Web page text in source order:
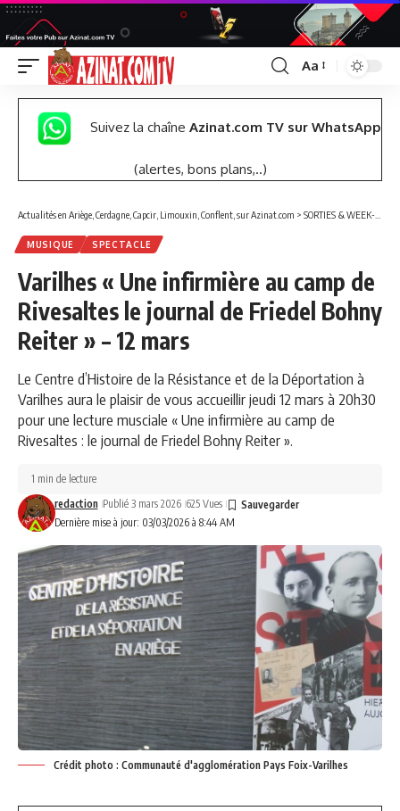
Font
Resizer
Aa
Suivez la chaîne Azinat.com TV sur WhatsApp
(alertes, bons plans,..)
Actualités en Ariège, Cerdagne, Capcir, Limouxin, Conflent, sur Azinat.com > SORTIES & WEEK-END
MUSIQUE SPECTACLE
Varilhes « Une infirmière au camp de
Rivesaltes le journal de Friedel Bohny
Reiter » – 12 mars
Le Centre d’Histoire de la Résistance et de la Déportation à
Varilhes aura le plaisir de vous accueillir jeudi 12 mars à 20h30
pour une lecture musciale « Une infirmière au camp de
Rivesaltes : le journal de Friedel Bohny Reiter ».
Dernière mise à jour: 03/03/2026 à 8:44 AM
redaction Publié 3 mars 2026 625 Vues
1 min de lecture
Crédit photo : Communauté d'agglomération Pays Foix-Varilhes